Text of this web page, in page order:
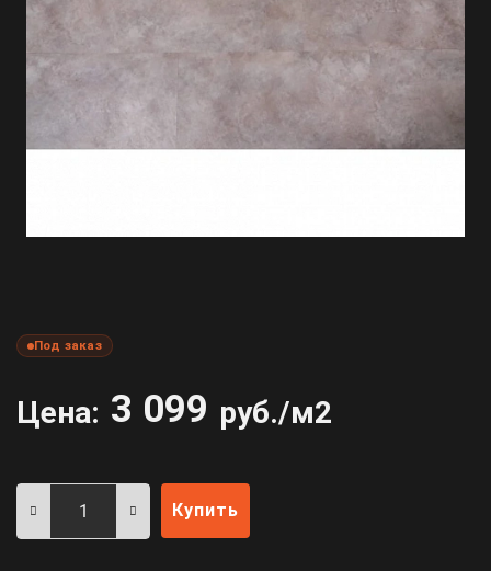
Под заказ
Цена: 3 099 руб./м2
Купить